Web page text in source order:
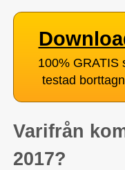
100% GRATIS
testad
Varifrån
2017?